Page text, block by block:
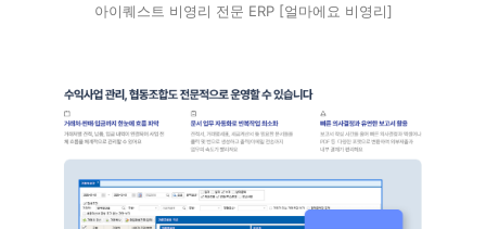
아이퀘스트 비영리 전문 ERP [얼마에요 비영리]